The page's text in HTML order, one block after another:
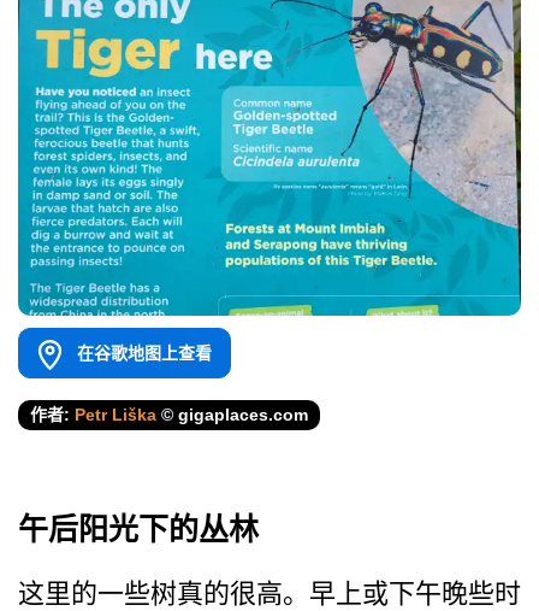
在谷歌地图上查看
作者: Petr Liška © gigaplaces.com
午后阳光下的丛林
这里的一些树真的很高。早上­或下午晚些时